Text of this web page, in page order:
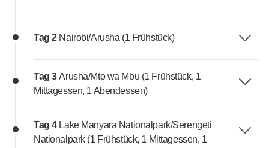
Tag 2 Nairobi/Arusha (1 Frühstück)
Tag 3Arusha/Mto wa Mbu (1 Frühstück, 1
Mittagessen, 1 Abendessen)
Tag 4 Lake Manyara Nationalpark/Serengeti
Nationalpark (1 Frühstück, 1 Mittagessen, 1